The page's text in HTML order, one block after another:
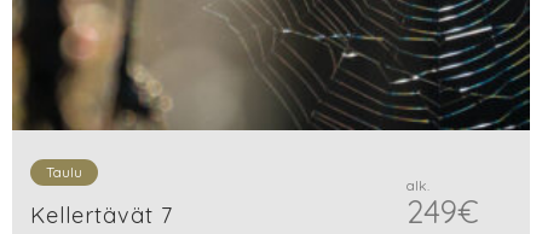
Taulu
Kellertävät 7
alk.
249€